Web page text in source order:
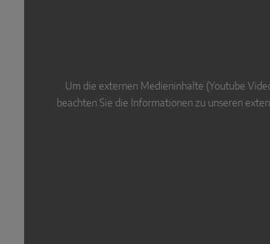
Um die externen Medieninhalte (Youtube
beachten Sie die Informationen zu unseren